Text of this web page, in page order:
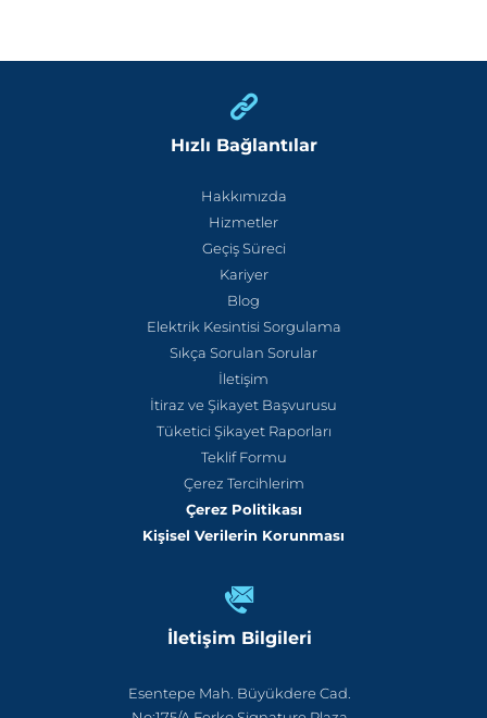
Hızlı Bağlantılar
Hakkımızda
Hizmetler
Geçiş Süreci
Kariyer
Blog
Elektrik Kesintisi Sorgulama
Sıkça Sorulan Sorular
İletişim
İtiraz ve Şikayet Başvurusu
Tüketici Şikayet Raporları
Teklif Formu
Çerez Tercihlerim
Çerez Politikası
Kişisel Verilerin Korunması
İletişim Bilgileri
Esentepe Mah. Büyükdere Cad.